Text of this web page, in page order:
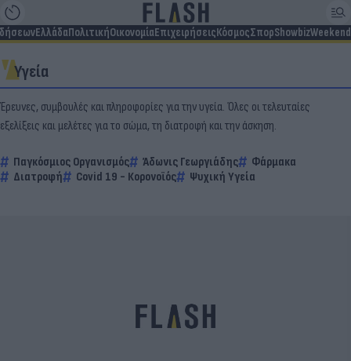
ΕλλάδαΠολιτικήΟικονομίαΕπιχειρήσειςΚόσμοςΣπορShowbizWeekend
Υγεία
Έρευνες, συμβουλές και πληροφορίες για την υγεία. Όλες οι τελευταίες
εξελίξεις και μελέτες για το σώμα, τη διατροφή και την άσκηση.
Παγκόσμιος Οργανισμός Άδωνις Γεωργιάδης
Φάρμακα
Διατροφή
Covid 19 - Κορονοϊός Ψυχική Υγεία